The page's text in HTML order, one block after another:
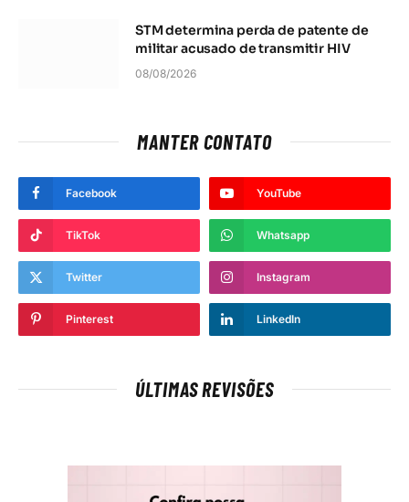
STM determina perda de patente de
militar acusado de transmitir HIV
08/08/2026
MANTER CONTATO
Facebook YouTube
TikTok Whatsapp
Twitter Instagram
Pinterest LinkedIn
ÚLTIMAS REVISÕES